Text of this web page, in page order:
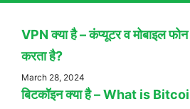
VPN क्या है – कंप्यूटर व मोबाइल
करता है?
March 28, 2024
बिटकॉइन क्या है – What is